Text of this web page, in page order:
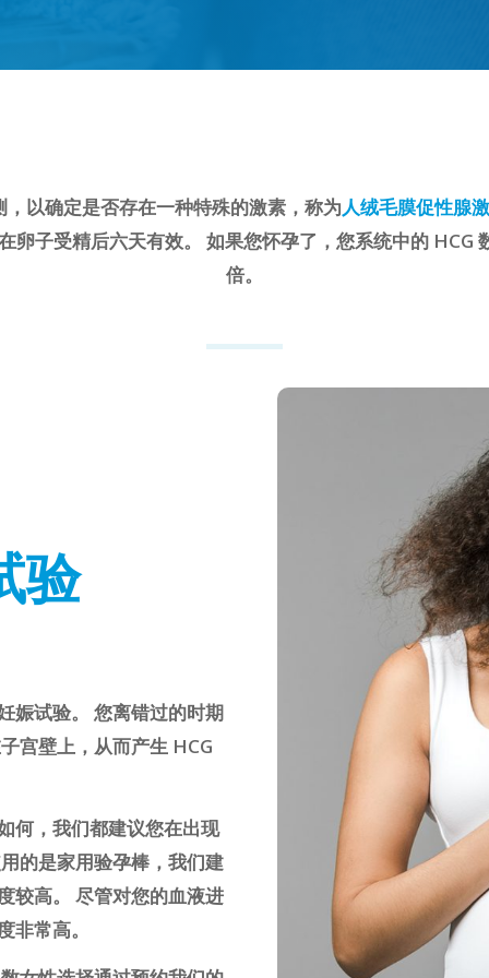
以确定是否存在一种特殊的激素，称为人绒毛膜促性腺
卵子受精后六天有效。 如果您怀孕了，您系统中的 HCG
倍。
验
娠试验。 您离错过的时期
宫壁上，从而产生 HCG
何，我们都建议您在出现
的是家用验孕棒，我们建
较高。 尽管对您的血液进
常高。